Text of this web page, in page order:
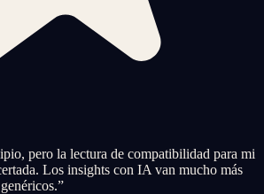
pero la lectura de compatibilidad para mi
Los insights con IA van mucho más
”